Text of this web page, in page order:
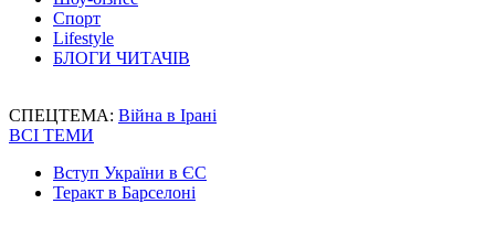
Спорт
Lifestyle
БЛОГИ ЧИТАЧІВ
СПЕЦТЕМА: Війна в Ірані
ВСІ ТЕМИ
Вступ України в ЄС
Теракт в Барселоні